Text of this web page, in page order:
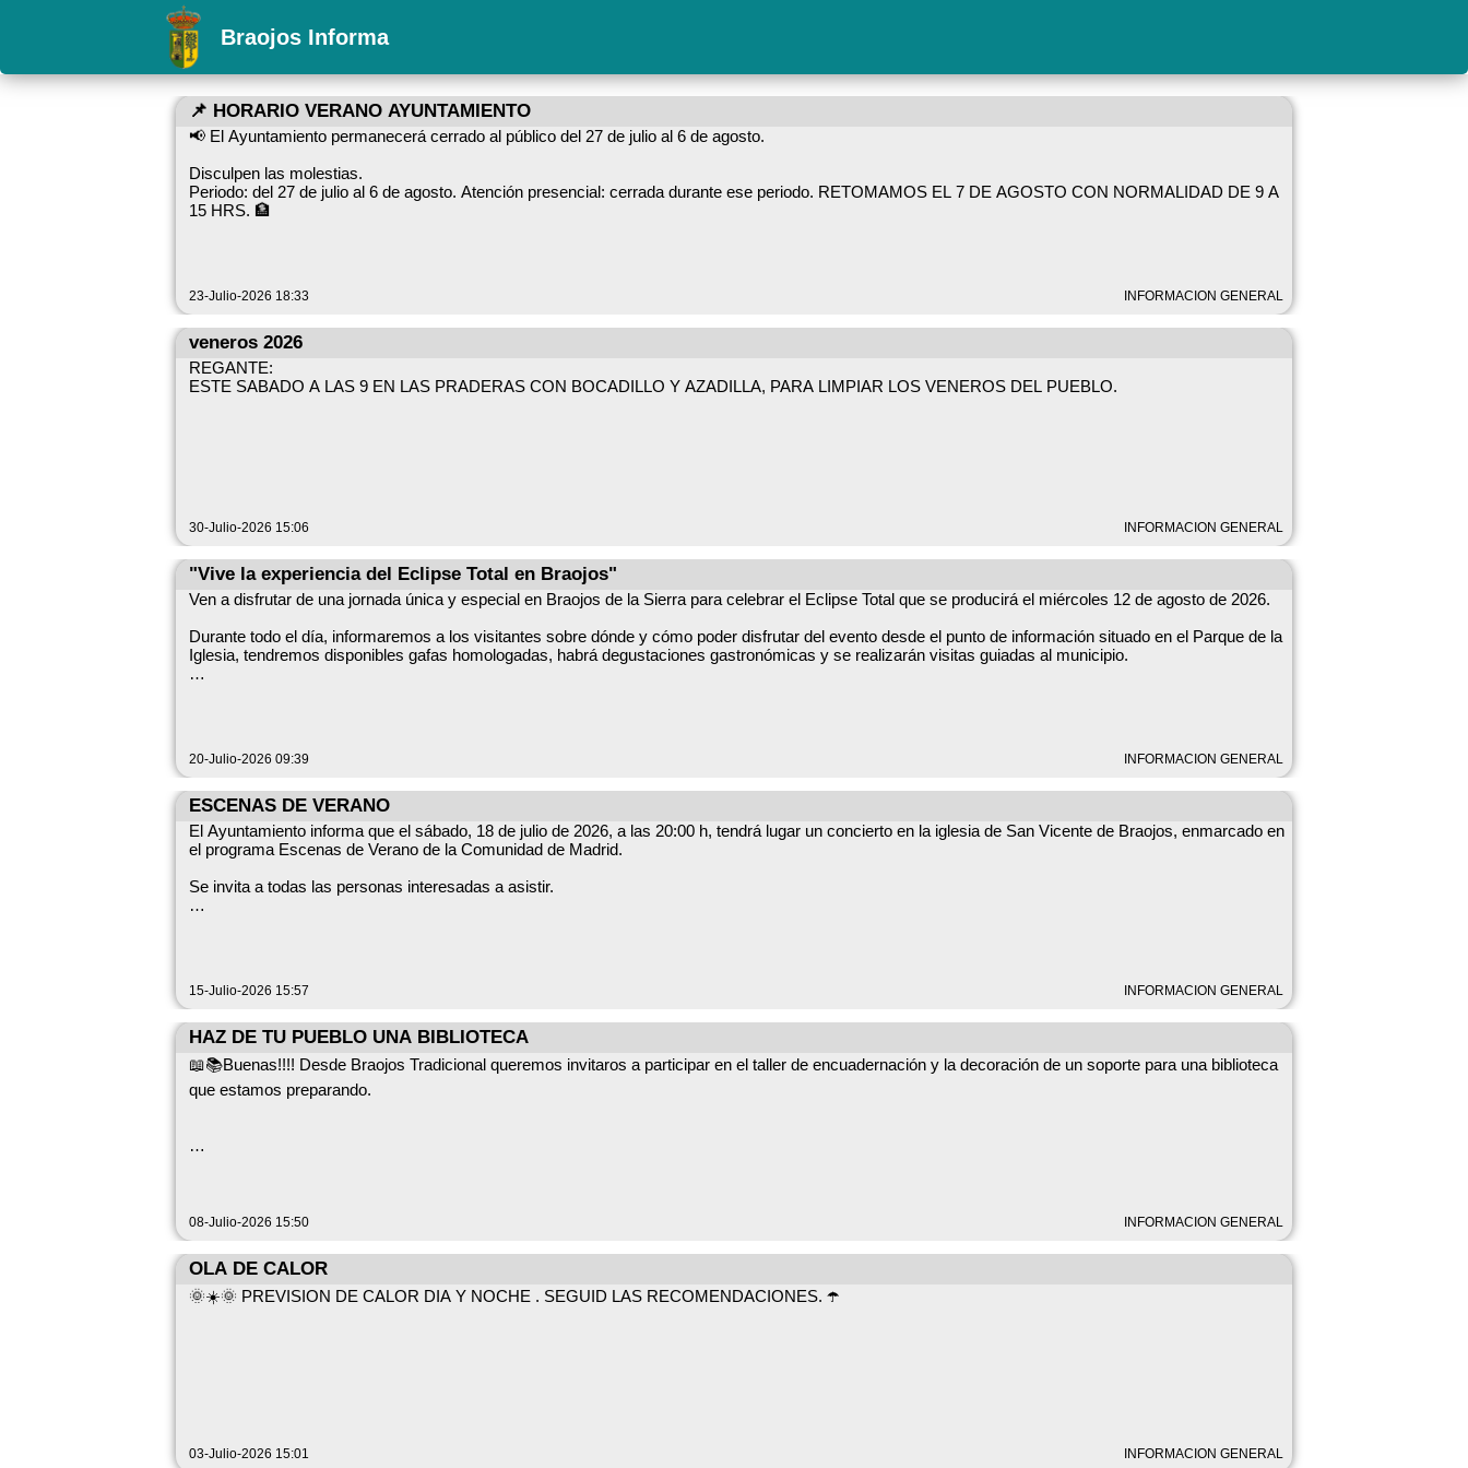
Braojos Informa
📌 HORARIO VERANO AYUNTAMIENTO
📢 El Ayuntamiento permanecerá cerrado al público del 27 de julio al 6 de agosto.
Disculpen las molestias.
Periodo: del 27 de julio al 6 de agosto. Atención presencial: cerrada durante ese periodo. RETOMAMOS EL 7 DE AGOSTO CON NORMALIDAD DE 9 A
15 HRS. 🏦
23-Julio-2026 18:33 INFORMACION GENERAL
veneros 2026
REGANTE:
ESTE SABADO A LAS 9 EN LAS PRADERAS CON BOCADILLO Y AZADILLA, PARA LIMPIAR LOS VENEROS DEL PUEBLO.
30-Julio-2026 15:06 INFORMACION GENERAL
"Vive la experiencia del Eclipse Total en Braojos"
Ven a disfrutar de una jornada única y especial en Braojos de la Sierra para celebrar el Eclipse Total que se producirá el miércoles 12 de agosto de 2026.
Durante todo el día, informaremos a los visitantes sobre dónde y cómo poder disfrutar del evento desde el punto de información situado en el Parque de la
Iglesia, tendremos disponibles gafas homologadas, habrá degustaciones gastronómicas y se realizarán visitas guiadas al municipio.
20-Julio-2026 09:39 INFORMACION GENERAL
ESCENAS DE VERANO
El Ayuntamiento informa que el sábado, 18 de julio de 2026, a las 20:00 h, tendrá lugar un concierto en la iglesia de San Vicente de Braojos, enmarcado en
el programa Escenas de Verano de la Comunidad de Madrid.
Se invita a todas las personas interesadas a asistir.
15-Julio-2026 15:57 INFORMACION GENERAL
HAZ DE TU PUEBLO UNA BIBLIOTECA
📖📚Buenas!!!! Desde Braojos Tradicional queremos invitaros a participar en el taller de encuadernación y la decoración de un soporte para una biblioteca
que estamos preparando.
📅 *Viernes 17 de julio de 19:00 a 21:00*
08-Julio-2026 15:50 INFORMACION GENERAL
OLA DE CALOR
🌞☀️🌞 PREVISION DE CALOR DIA Y NOCHE . SEGUID LAS RECOMENDACIONES. ☂️
03-Julio-2026 15:01 INFORMACION GENERAL